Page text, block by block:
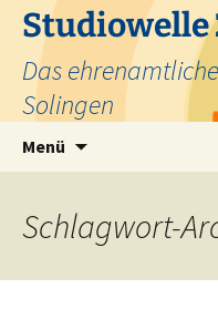
Zum
Inhalt
springen
Studiowelle
Das
Solingen
Menü
Schlagwort-